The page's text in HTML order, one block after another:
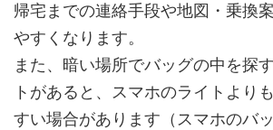
帰宅までの連絡手段や地図・乗換
やすくなります。
また、暗い場所でバッグの中を探
トがあると、スマホのライトより
すい場合があります（スマホのバ